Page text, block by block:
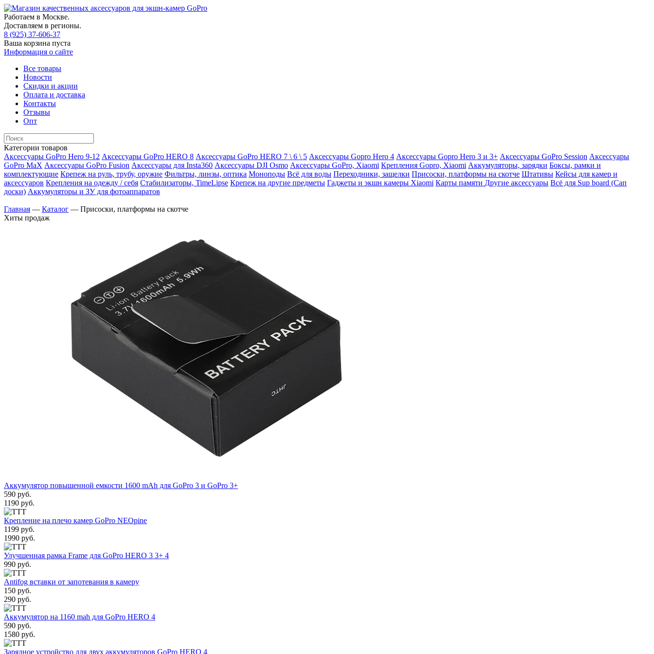
Работаем в Москве.
Доставляем в регионы.
8 (925) 37-606-37
Ваша корзина пуста
Информация о сайте
Все товары
Новости
Скидки и акции
Оплата и доставка
Контакты
Отзывы
Опт
Категории товаров
Аксессуары GoPro Hero 9-12 Аксессуары GoPro HERO 8 Аксессуары GoPro HERO 7 \ 6 \ 5 Аксессуары Gopro Hero 4 Аксессуары Gopro Hero 3 и 3+ Аксессуары GoPro Session Аксессуары
GoPro MaX Аксессуары GoPro Fusion Аксессуары для Insta360 Аксессуары DJI Osmo Аксессуары GoPro, Xiaomi Крепления Gopro, Xiaomi Аккумуляторы, зарядки Боксы, рамки и
комплектующие Крепеж на руль, трубу, оружие Фильтры, линзы, оптика Моноподы Всё для воды Переходники, защелки Присоски, платформы на скотче Штативы Кейсы для камер и
аксессуаров Крепления на одежду / себя Cтабилизаторы, TimeLipse Крепеж на другие предметы Гаджеты и экшн камеры Xiaomi Карты памяти Другие аксессуары Всё для Sup board (Сап
доски) Аккумуляторы и ЗУ для фотоаппаратов
Главная — Каталог — Присоски, платформы на скотче
Хиты продаж
Аккумулятор повышенной емкости 1600 mAh для GoPro 3 и GoPro 3+
590 руб.
1190 руб.
Крепление на плечо камер GoPro NEOpine
1199 руб.
1990 руб.
Улучшенная рамка Frame для GoPro HERO 3 3+ 4
990 руб.
Antifog вставки от запотевания в камеру
150 руб.
290 руб.
Аккумулятор на 1160 mah для GoPro HERO 4
590 руб.
1580 руб.
Зарядное устройство для двух аккумуляторов GoPro HERO 4